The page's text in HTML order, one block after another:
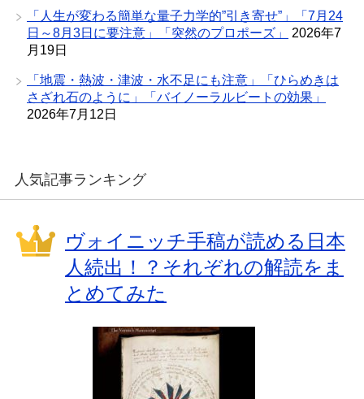
「人生が変わる簡単な量子力学的”引き寄せ”」「7月24
日～8月3日に要注意」「突然のプロポーズ」
2026年7
月19日
「地震・熱波・津波・水不足にも注意」「ひらめきは
さざれ石のように」「バイノーラルビートの効果」
2026年7月12日
人気記事ランキング
ヴォイニッチ手稿が読める日本
人続出！？それぞれの解読をま
とめてみた